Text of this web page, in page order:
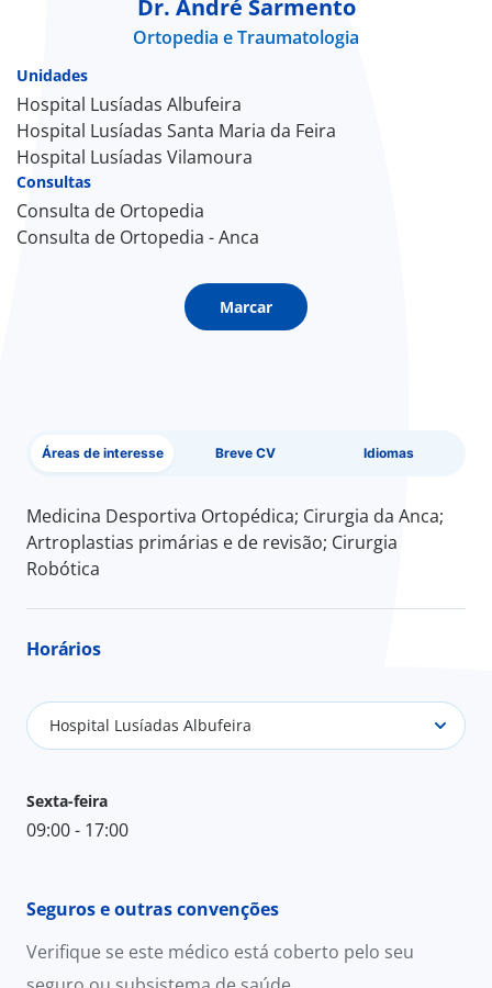
Sport
Dr. André Sarmento
Ortopedia e Traumatologia
Unidades
Hospital Lusíadas Albufeira
Hospital Lusíadas Santa Maria da Feira
Hospital Lusíadas Vilamoura
Consultas
Consulta de Ortopedia
Consulta de Ortopedia - Anca
Marcar
Áreas de interesse Breve CV Idiomas
Medicina Desportiva Ortopédica; Cirurgia da Anca;
Artroplastias primárias e de revisão; Cirurgia
Robótica
Horários
Hospital Lusíadas Albufeira
Sexta-feira
09:00 - 17:00
Seguros e outras convenções
Verifique se este médico está coberto pelo seu